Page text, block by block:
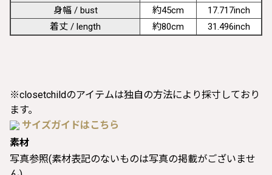
身幅 / bust
約45cm
17.717inch
着丈 / length
約80cm 31.496inch
※closetchildのアイテムは独自の方法により採寸しており
ます。
サイズガイドはこちら
素材
写真参照(素材表記のないものは写真の掲載がございませ